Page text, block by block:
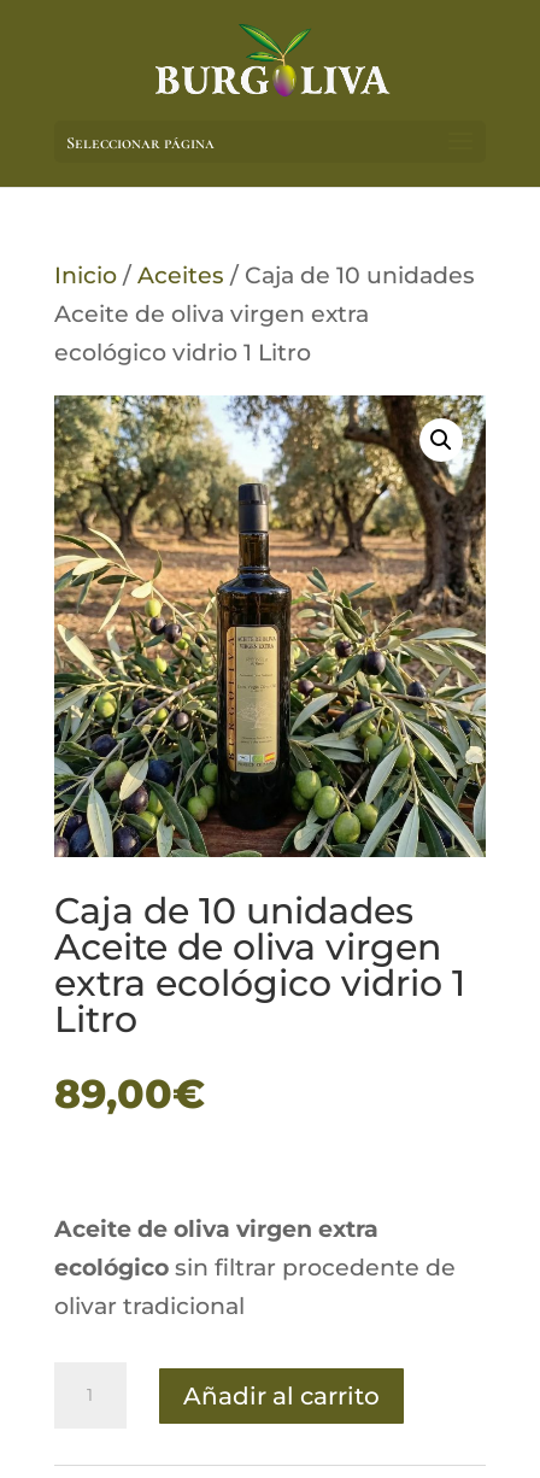
Seleccionar página
Inicio/ Aceites / Caja de 10 unidades
Aceite de oliva virgen extra
ecológico vidrio 1 Litro
Caja de 10 unidades
Aceite de oliva virgen
extra ecológico vidrio 1
Litro
89,00€
Aceite de oliva virgen extra
ecológico sin filtrar procedente de
olivar tradicional
Añadir al carrito